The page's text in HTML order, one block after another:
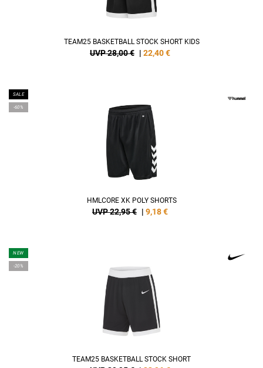
TEAM25 BASKETBALL STOCK SHORT KIDS
UVP 28,00 € | 22,40€
SALE
-60%
HMLCORE XK POLY SHORTS
UVP 22,95 € | 9,18€
NEW
-20%
TEAM25 BASKETBALL STOCK SHORT